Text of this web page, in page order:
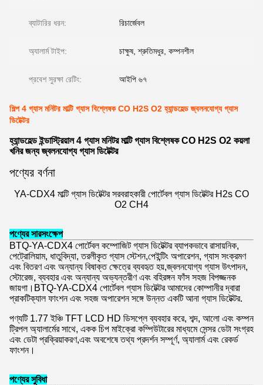
ব্যাটারির ধরন: রিচার্জেবল
অ্যালার্ম টাইপ: চাক্ষুষ, শ্রুতিমধুর, কম্পনশীল
প্রবেশ সুরক্ষা রেটিং: আইপি ৬৭
শিল্প 4 গ্যাস মনিটর মাল্টি গ্যাস বিশ্লেষক CO H2S O2 হ্যান্ডহেল্ড জ্বলনযোগ্য গ্যাস
ডিটেক্টর
হ্যান্ডহেল্ড ইন্ডাস্ট্রিয়াল 4 গ্যাস মনিটর মাল্টি গ্যাস বিশ্লেষক CO H2S O2 কয়লা
খনির জন্য জ্বলনযোগ্য গ্যাস ডিটেক্টর
পণ্যের বর্ণনা
YA-CDX4 মাল্টি গ্যাস ডিটেক্টর সরবরাহকারী পোর্টেবল গ্যাস ডিটেক্টর H2s CO
O2 CH4
পণ্যের সারসংক্ষেপ
BTQ-YA-CDX4 পোর্টেবল কম্পোজিট গ্যাস ডিটেক্টর ব্যাপকভাবে রাসায়নিক,
পেট্রোলিয়াম, ধাতুবিদ্যা, তরলীকৃত গ্যাস স্টেশন,পেইন্টিং অপারেশন, গ্যাস সংক্রমণ
এবং বিতরণ এবং অন্যান্য বিষাক্ত ক্ষেত্রে ব্যবহৃত হয়,জ্বলনযোগ্য গ্যাস উৎপাদন,
স্টোরেজ, ব্যবহার এবং অন্যান্য অভ্যন্তরীণ এবং বহিরঙ্গন ফাঁস সহজ বিপজ্জনক
জায়গা।BTQ-YA-CDX4 পোর্টেবল গ্যাস ডিটেক্টর আমাদের কোম্পানীর দ্বারা
প্রাকটিক্যাল ফাংশন এবং সহজ অপারেশন সঙ্গে উন্নত একটি আনা গ্যাস ডিটেক্টর.
পণ্যটি 1.77 ইঞ্চি TFT LCD HD ডিসপ্লে ব্যবহার করে, শব্দ, আলো এবং কম্পন
ট্রিপল অ্যালার্মের সাথে, একক চিপ মাইক্রো কম্পিউটারের মাধ্যমে সেন্সর ডেটা সংগ্রহ
এবং ডেটা প্রক্রিয়াকরণ,এবং অবশেষে তথ্য প্রদর্শন সম্পূর্ণ, অ্যালার্ম এবং রেকর্ড
ফাংশন।
পণ্যের সুবিধা